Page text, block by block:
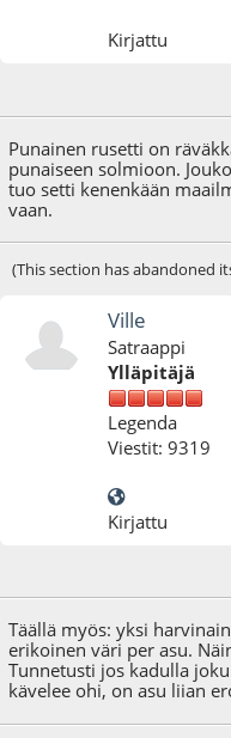
Kirjattu
Punainen rusetti on
punaiseen solmioon.
tuo setti kenenkään
vaan.
(This section has abandoned
Ville
Satraappi
Ylläpitäjä
Legenda
Viestit: 9319
Kirjattu
Täällä myös: yksi
erikoinen väri per asu.
Tunnetusti jos kadulla
kävelee ohi, on asu liian